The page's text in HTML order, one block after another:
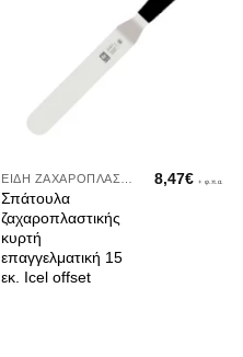
Σπάτουλα
ζαχαροπλαστικής
κυρτή
επαγγελματική 15
εκ. Icel offset
8,47€ + φ.π.α.